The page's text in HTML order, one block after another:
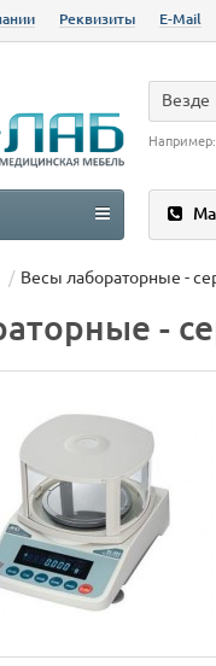
Реквизиты E-Mail
Везде
Например:
Весы лабораторные -
-